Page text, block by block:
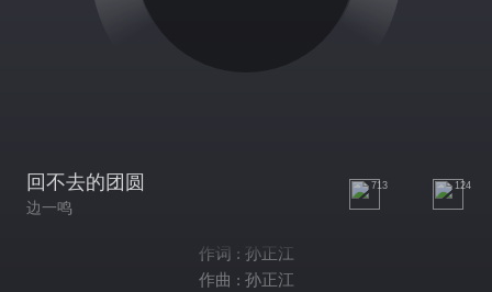
回不去的团圆
边一鸣
713 124
作词 : 孙正江
作曲 : 孙正江